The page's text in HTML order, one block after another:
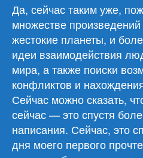
Да, сейчас таким уже,
множестве
жестокие планеты, и
идеи взаимодействия
мира, а также поиски
конфликтов и
Сейчас можно сказать,
сейчас — это спустя
написания. Сейчас, это
дня моего первого